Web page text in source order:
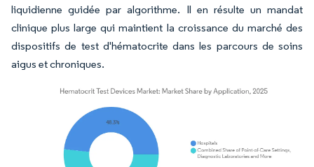
liquidienne guidée par algorithme. Il en résulte un mandat
clinique plus large qui maintient la croissance du marché des
dispositifs de test d'hématocrite dans les parcours de soins
aigus et chroniques.